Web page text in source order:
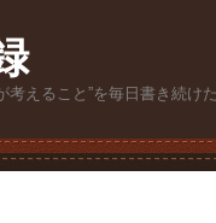
考えること”を毎日書き続け